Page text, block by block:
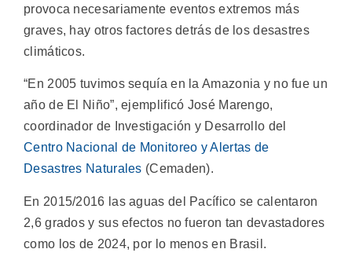
provoca necesariamente eventos extremos más
graves, hay otros factores detrás de los desastres
climáticos.
“En 2005 tuvimos sequía en la Amazonia y no fue un
año de El Niño”, ejemplificó José Marengo,
coordinador de Investigación y Desarrollo del
Centro Nacional de Monitoreo y Alertas de
Desastres Naturales (Cemaden).
En 2015/2016 las aguas del Pacífico se calentaron
2,6 grados y sus efectos no fueron tan devastadores
como los de 2024, por lo menos en Brasil.